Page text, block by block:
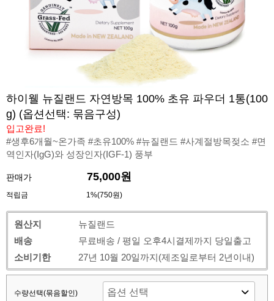
하이웰 뉴질랜드 자연방목 100% 초유 파우더 1통(100
g) (옵션선택: 묶음구성)
입고완료!
#생후6개월~온가족 #초유100% #뉴질랜드 #사계절방목젖소 #면
역인자(IgG)와 성장인자(IGF-1) 풍부
판매가 75,000원
적립금 1%(750원)
원산지
뉴질랜드
배송
무료배송 / 평일 오후4시결제까지 당일출고
소비기한
27년 10월 20일까지(제조일로부터 2년이내)
수량선택(묶음할인)